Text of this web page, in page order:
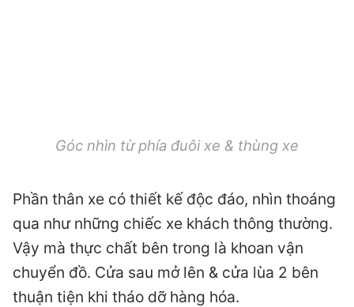
Góc nhìn từ phía đuôi xe & thùng xe
Phần thân xe có thiết kế độc đáo, nhìn thoáng
qua như những chiếc xe khách thông thường.
Vậy mà thực chất bên trong là khoan vận
chuyển đồ. Cửa sau mở lên & cửa lùa 2 bên
thuận tiện khi tháo dỡ hàng hóa.